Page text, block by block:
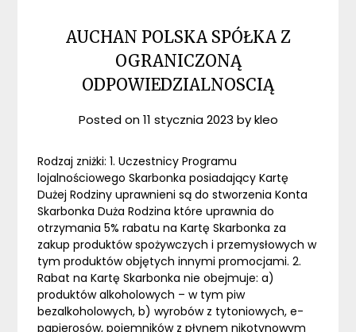
AUCHAN POLSKA SPÓŁKA Z
OGRANICZONĄ
ODPOWIEDZIALNOSCIĄ
Posted on11 stycznia 2023 bykleo
Rodzaj zniżki: 1. Uczestnicy Programu
lojalnościowego Skarbonka posiadający Kartę
Dużej Rodziny uprawnieni są do stworzenia Konta
Skarbonka Duża Rodzina które uprawnia do
otrzymania 5% rabatu na Kartę Skarbonka za
zakup produktów spożywczych i przemysłowych w
tym produktów objętych innymi promocjami. 2.
Rabat na Kartę Skarbonka nie obejmuje: a)
produktów alkoholowych – w tym piw
bezalkoholowych, b) wyrobów z tytoniowych, e-
papierosów, pojemników z płynem nikotynowym